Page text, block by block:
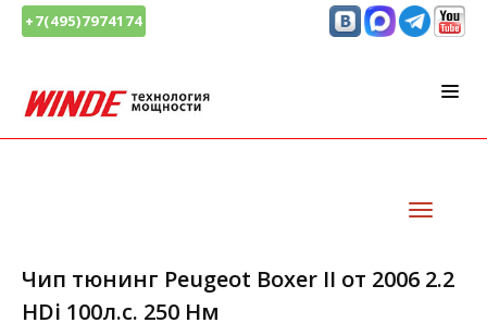
+7(495)7974174
Чип тюнинг Peugeot Boxer II от 2006 2.2
HDi 100л.с. 250 Нм